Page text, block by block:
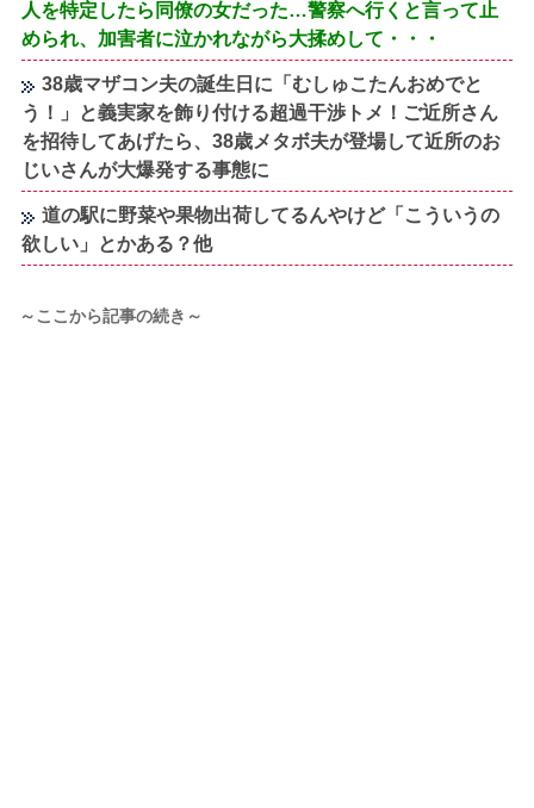
人を特定したら同僚の女だった…警察へ行くと言って止
められ、加害者に泣かれながら大揉めして・・・
38歳マザコン夫の誕生日に「むしゅこたんおめでと
う！」と義実家を飾り付ける超過干渉トメ！ご近所さん
を招待してあげたら、38歳メタボ夫が登場して近所のお
じいさんが大爆発する事態に
道の駅に野菜や果物出荷してるんやけど「こういうの
欲しい」とかある？他
～ここから記事の続き～